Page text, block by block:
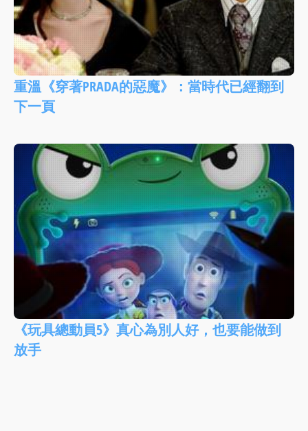
重溫《穿著PRADA的惡魔》：當時代已經翻到
下一頁
《玩具總動員5》真心為別人好，也要能做到
放手